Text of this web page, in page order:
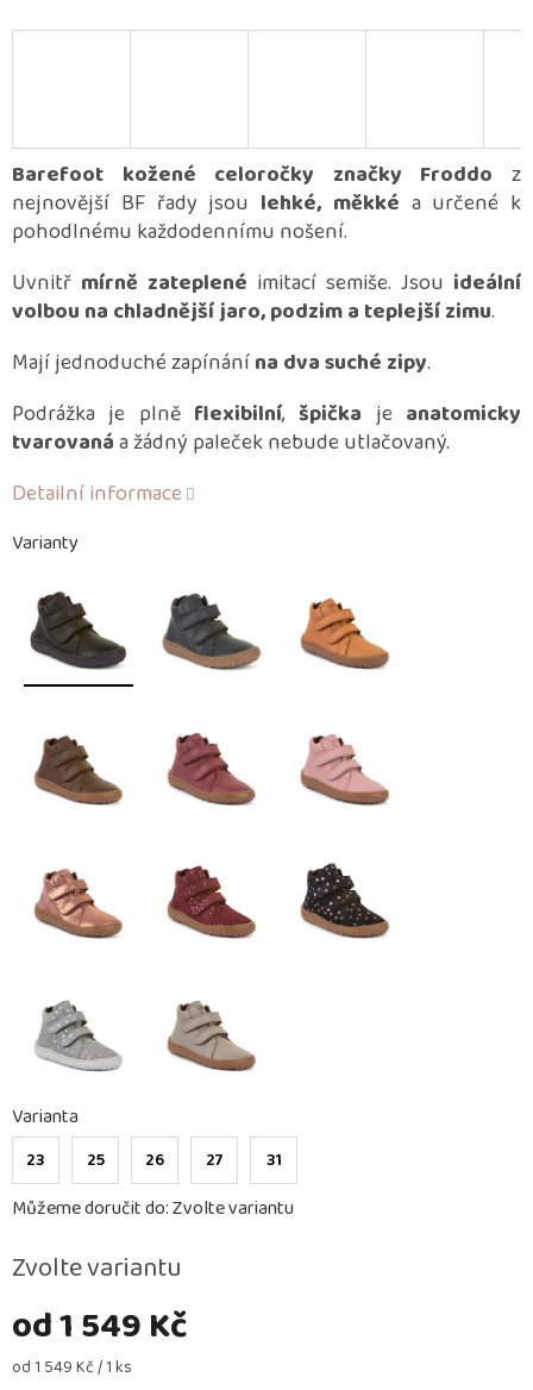
od1 549 Kč
Měrná
od 1 549 Kč / 1 ks
Zvolte variantu
Varianty
Varianta
23 25 26 27 31
Můžeme doručit do:Zvolte variantu
Barefoot kožené celoročky značky Froddo z
nejnovější BF řady jsou lehké, měkké a určené k
pohodlnému každodennímu nošení.
Uvnitř mírně zateplené imitací semiše. Jsou ideální
volbou na chladnější jaro, podzim a teplejší zimu.
Mají jednoduché zapínánína dva suché zipy.
Podrážka je plně flexibilní,špička je anatomicky
tvarovanáa žádný paleček nebude utlačovaný.
Detailní informace